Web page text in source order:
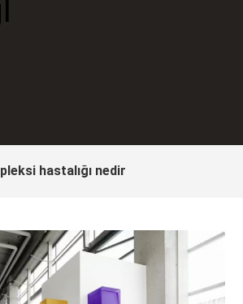
pleksi hastalığı nedir